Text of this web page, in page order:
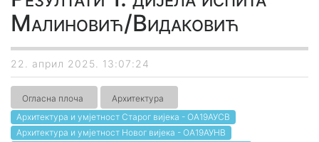
Малиновић/Видаковић
22. април 2025. 13:07:24
Огласна плоча
Архитектура
Архитектура и умјетност Старог вијека - ОА19АУСВ
Архитектура и умјетност Новог вијека - ОА19АУНВ